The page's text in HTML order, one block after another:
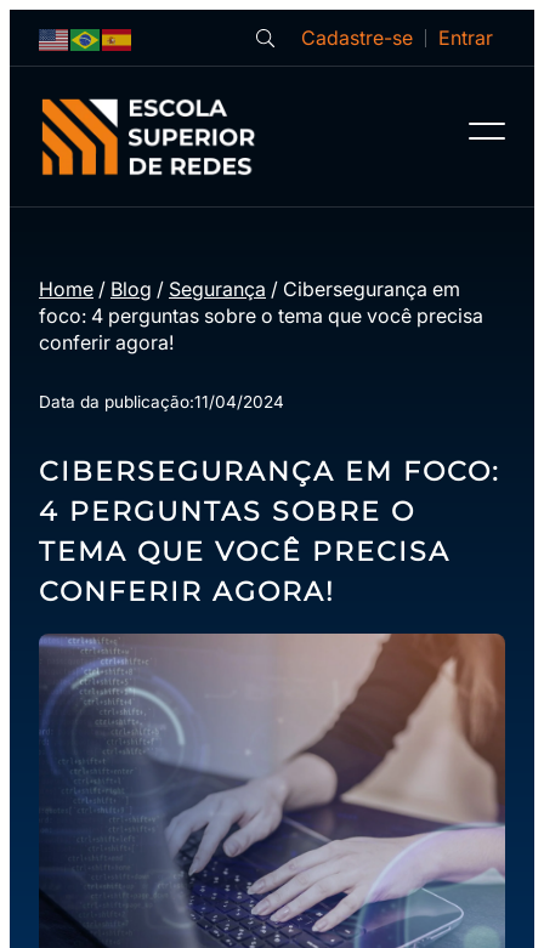
Cadastre-se Entrar
Home / Blog / Segurança / Cibersegurança em
foco: 4 perguntas sobre o tema que você precisa
conferir agora!
Data da publicação:11/04/2024
CIBERSEGURANÇA EM FOCO:
4 PERGUNTAS SOBRE O
TEMA QUE VOCÊ PRECISA
CONFERIR AGORA!